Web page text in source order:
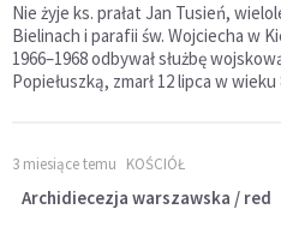
Nie żyje ks. prałat Jan Tusień,
Bielinach i parafii św. Wojciecha w
1966–1968 odbywał służbę
Popiełuszką, zmarł 12 lipca w
3 miesiące temu KOŚCIÓŁ
Archidiecezja warszawska / red